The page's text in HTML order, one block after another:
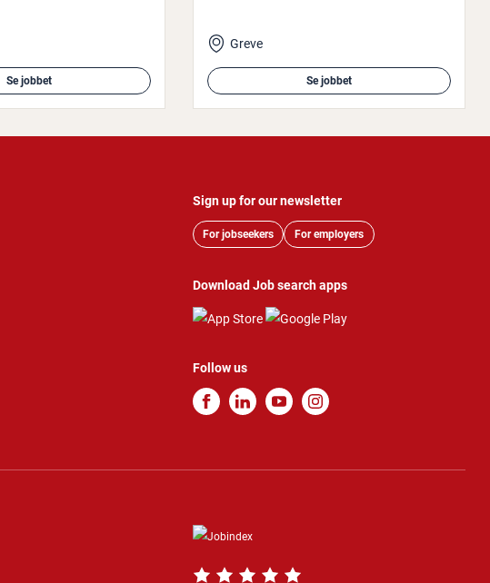
Se jobbet
Greve
Se jobbet
Sign up for our newsletter
For jobseekers For employers
Download Job search apps
Follow us